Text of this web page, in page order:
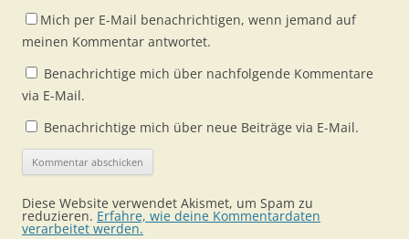
Mich per E-Mail benachrichtigen, wenn jemand auf
meinen Kommentar antwortet.
Benachrichtige mich über nachfolgende Kommentare
via E-Mail.
Benachrichtige mich über neue Beiträge via E-Mail.
Diese Website verwendet Akismet, um Spam zu
reduzieren. Erfahre, wie deine Kommentardaten
verarbeitet werden.